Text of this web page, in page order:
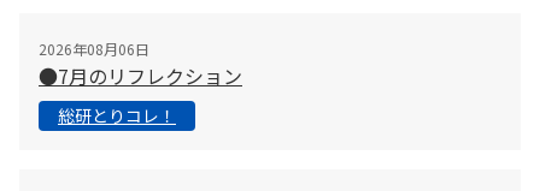
2026年08月06日
●7月のリフレクション
総研とりコレ！